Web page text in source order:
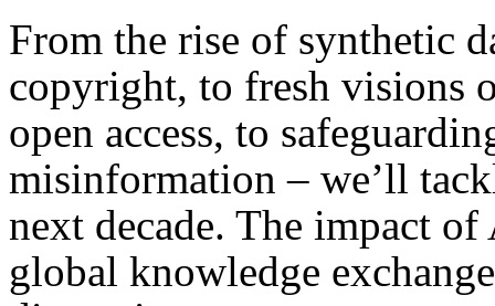
From the rise of synthetic
copyright, to fresh visions
open access, to
misinformation – we’ll
next decade. The impact
global knowledge